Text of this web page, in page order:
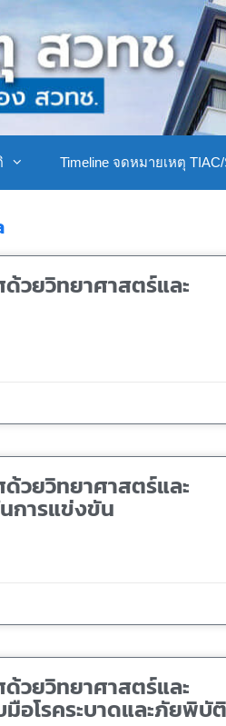
Timeline จดหมายเหตุ
วยวิทยาศาสตร์และ
วยวิทยาศาสตร์และ
การแข่งขัน
วยวิทยาศาสตร์และ
มือโรคระบาดและภัยพิบัติ